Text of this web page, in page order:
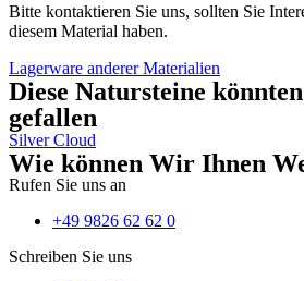
Bitte kontaktieren Sie uns, sollten Sie
diesem Material haben.
Lagerware anderer Materialien
Diese Natursteine
gefallen
Silver Cloud
Wie können Wir Ihnen
Rufen Sie uns an
+49 9826 62 62 0
Schreiben Sie uns